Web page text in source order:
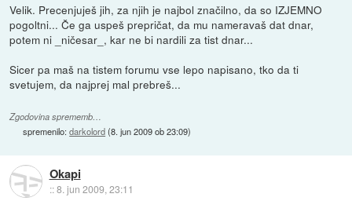
Velik. Precenjuješ jih, za njih je najbol značilno, da so IZJEMNO
pogoltni... Če ga uspeš prepričat, da mu nameravaš dat dnar,
potem ni _ničesar_, kar ne bi nardili za tist dnar...
Sicer pa maš na tistem forumu vse lepo napisano, tko da ti
svetujem, da najprej mal prebreš...
Zgodovina sprememb…
spremenilo:darkolord(8. jun 2009 ob 23:09)
Okapi
::8. jun 2009, 23:11